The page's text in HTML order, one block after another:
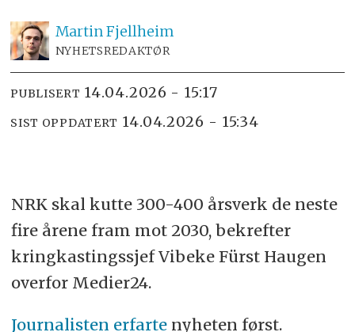
MartinFjellheim
NYHETSREDAKTØR
PUBLISERT 14.04.2026 - 15:17
SIST OPPDATERT 14.04.2026 - 15:34
NRK skal kutte 300-400 årsverk de neste
fire årene fram mot 2030, bekrefter
kringkastingssjef Vibeke Fürst Haugen
overfor Medier24.
Journalisten erfartenyheten først.